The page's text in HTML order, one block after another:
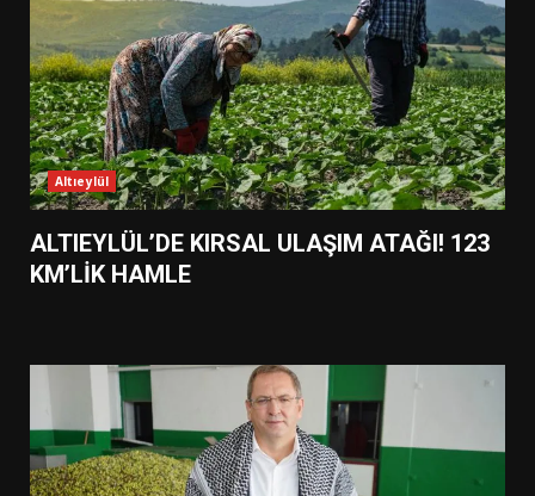
Altıeylül
ALTIEYLÜL’DE KIRSAL ULAŞIM ATAĞI! 123
KM’LİK HAMLE